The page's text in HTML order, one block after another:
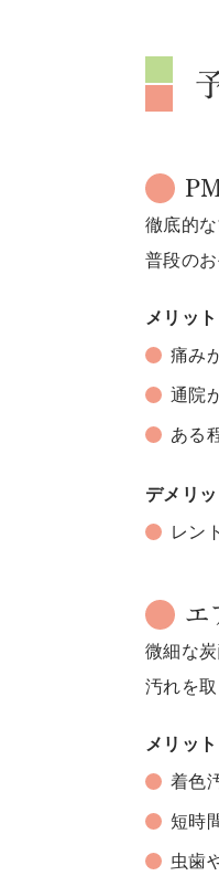
徹底的
普段の
メリット
痛み
通院
ある
デメリッ
レン
エ
微細な
汚れを
メリット
着色
短時
虫歯